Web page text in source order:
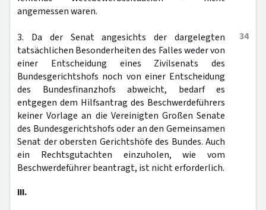
angemessen waren.
34
3. Da der Senat angesichts der dargelegten
tatsächlichen Besonderheiten des Falles weder von
einer Entscheidung eines Zivilsenats des
Bundesgerichtshofs noch von einer Entscheidung
des Bundesfinanzhofs abweicht, bedarf es
entgegen dem Hilfsantrag des Beschwerdeführers
keiner Vorlage an die Vereinigten Großen Senate
des Bundesgerichtshofs oder an den Gemeinsamen
Senat der obersten Gerichtshöfe des Bundes. Auch
ein Rechtsgutachten einzuholen, wie vom
Beschwerdeführer beantragt, ist nicht erforderlich.
III.